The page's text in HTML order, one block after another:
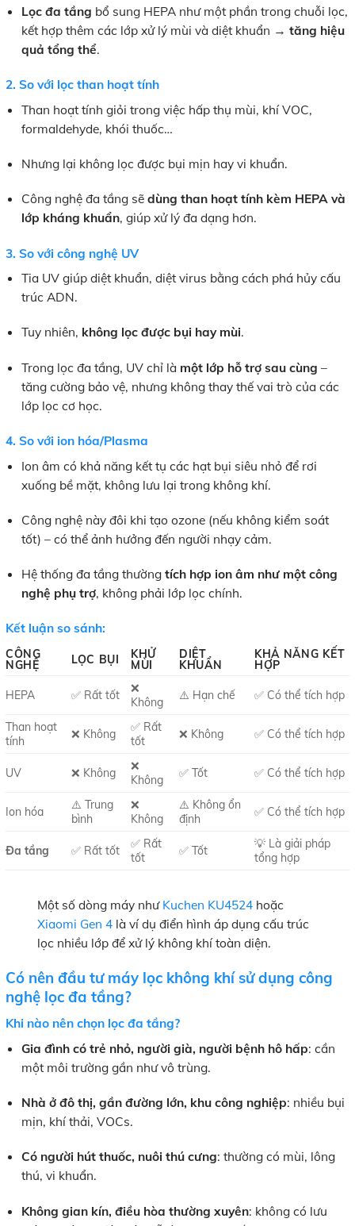
Lọc đa tầng bổ sung HEPA như một phần trong chuỗi lọc,
kết hợp thêm các lớp xử lý mùi và diệt khuẩn →tăng hiệu
quả tổng thể.
2. So với lọc than hoạt tính
Than hoạt tính giỏi trong việc hấp thụ mùi, khí VOC,
formaldehyde, khói thuốc…
Nhưng lại không lọc được bụi mịn hay vi khuẩn.
Công nghệ đa tầng sẽdùng than hoạt tính kèm HEPA và
lớp kháng khuẩn, giúp xử lý đa dạng hơn.
3. So với công nghệ UV
Tia UV giúp diệt khuẩn, diệt virus bằng cách phá hủy cấu
trúc ADN.
Tuy nhiên, không lọc được bụi hay mùi.
Trong lọc đa tầng, UV chỉ là một lớp hỗ trợ sau cùng –
tăng cường bảo vệ, nhưng không thay thế vai trò của các
lớp lọc cơ học.
4. So với ion hóa/Plasma
Ion âm có khả năng kết tụ các hạt bụi siêu nhỏ để rơi
xuống bề mặt, không lưu lại trong không khí.
Công nghệ này đôi khi tạo ozone (nếu không kiểm soát
tốt) – có thể ảnh hưởng đến người nhạy cảm.
Hệ thống đa tầng thườngtích hợp ion âm như một công
nghệ phụ trợ, không phải lớp lọc chính.
Kết luận so sánh:
CÔNG
NGHỆ
LỌC BỤI
KHỬ
MÙI
DIỆT
KHUẨN
KHẢ NĂNG KẾT
HỢP
HEPA ✅ Rất tốt
❌
Không
⚠️ Hạn chế ✅ Có thể tích hợp
Than hoạt
tính
❌ Không
✅ Rất
tốt
❌ Không ✅ Có thể tích hợp
UV ❌ Không
❌
Không
✅ Tốt ✅ Có thể tích hợp
Ion hóa
⚠️ Trung
bình
❌
Không
⚠️ Không ổn
định
✅ Có thể tích hợp
Đa tầng ✅ Rất tốt
✅ Rất
tốt
✅ Tốt
💡 Là giải pháp
tổng hợp
Một số dòng máy như Kuchen KU4524 hoặc
Xiaomi Gen 4 là ví dụ điển hình áp dụng cấu trúc
lọc nhiều lớp để xử lý không khí toàn diện.
Có nên đầu tư máy lọc không khí sử dụng công
nghệ lọc đa tầng?
Khi nào nên chọn lọc đa tầng?
Gia đình có trẻ nhỏ, người già, người bệnh hô hấp: cần
một môi trường gần như vô trùng.
Nhà ở đô thị, gần đường lớn, khu công nghiệp: nhiều bụi
mịn, khí thải, VOCs.
Có người hút thuốc, nuôi thú cưng: thường có mùi, lông
thú, vi khuẩn.
Không gian kín, điều hòa thường xuyên: không có lưu